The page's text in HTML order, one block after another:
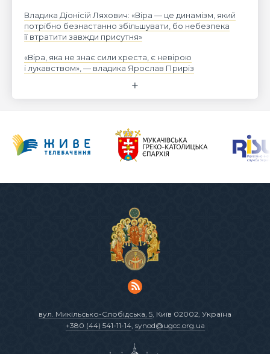
Владика Діонісій Ляхович: «Віра — це динамізм, який
потрібно безнастанно збільшувати, бо небезпека
її втратити завжди присутня»
«Віра, яка не знає сили хреста, є невірою
і лукавством», — владика Ярослав Приріз
вул. Микільсько-Слобідська, 5 , Київ 02002, Україна
+380 (44) 541-11-14, synod@ugcc.org.ua